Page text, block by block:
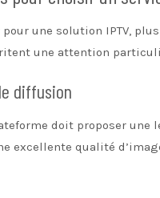
pour une solution IPTV,
une attention
diffusion
doit proposer une
excellente qualité